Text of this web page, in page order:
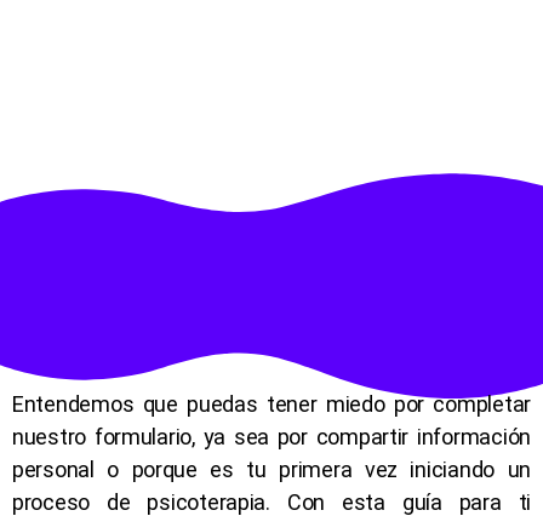
Entendemos que puedas tener miedo por completar
nuestro formulario, ya sea por compartir información
personal o porque es tu primera vez iniciando un
proceso de psicoterapia. Con esta guía para ti